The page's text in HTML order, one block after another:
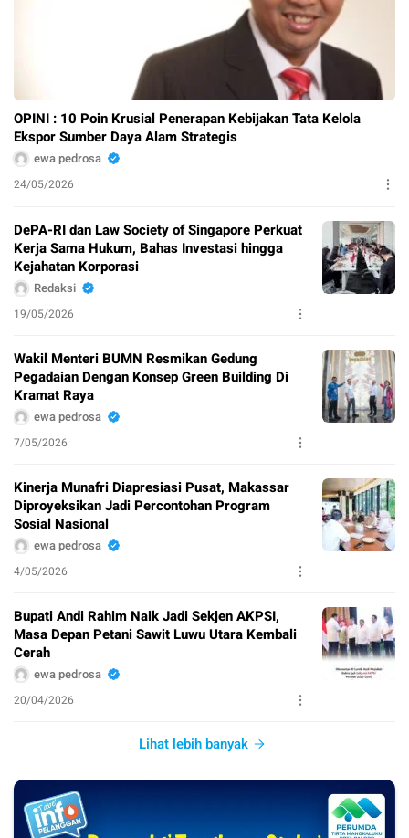
OPINI : 10 Poin Krusial Penerapan Kebijakan Tata Kelola
Ekspor Sumber Daya Alam Strategis
ewa pedrosa
24/05/2026
DePA-RI dan Law Society of Singapore Perkuat
Kerja Sama Hukum, Bahas Investasi hingga
Kejahatan Korporasi
Redaksi
19/05/2026
Wakil Menteri BUMN Resmikan Gedung
Pegadaian Dengan Konsep Green Building Di
Kramat Raya
ewa pedrosa
7/05/2026
Kinerja Munafri Diapresiasi Pusat, Makassar
Diproyeksikan Jadi Percontohan Program
Sosial Nasional
ewa pedrosa
4/05/2026
Bupati Andi Rahim Naik Jadi Sekjen AKPSI,
Masa Depan Petani Sawit Luwu Utara Kembali
Cerah
ewa pedrosa
20/04/2026
Lihat lebih banyak